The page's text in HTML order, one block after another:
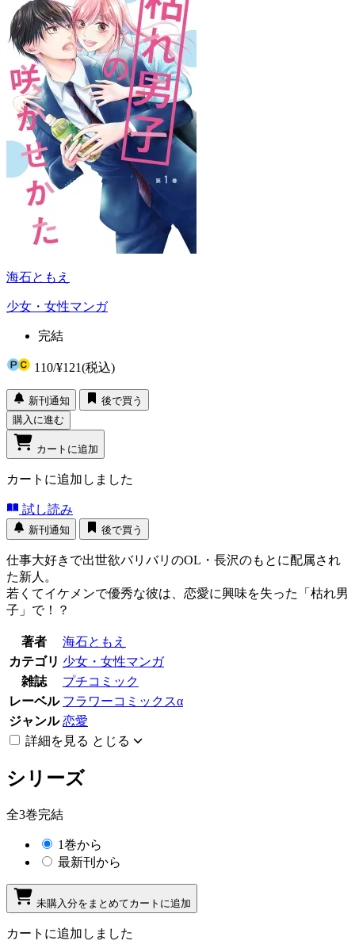
海石ともえ
少女・女性マンガ
完結
110/¥121(税込)
新刊通知
後で買う
購入に進む
カートに追加
カートに追加しました
試し読み
新刊通知 後で買う
仕事大好きで出世欲バリバリのOL・長沢のもとに配属され
た新人。
若くてイケメンで優秀な彼は、恋愛に興味を失った「枯れ男
子」で！？
著者
海石ともえ
カテゴリ 少女・女性マンガ
雑誌
プチコミック
レーベル フラワーコミックスα
ジャンル 恋愛
詳細を見る とじる
シリーズ
全3巻完結
1巻から
最新刊から
未購入分をまとめてカートに追加
カートに追加しました